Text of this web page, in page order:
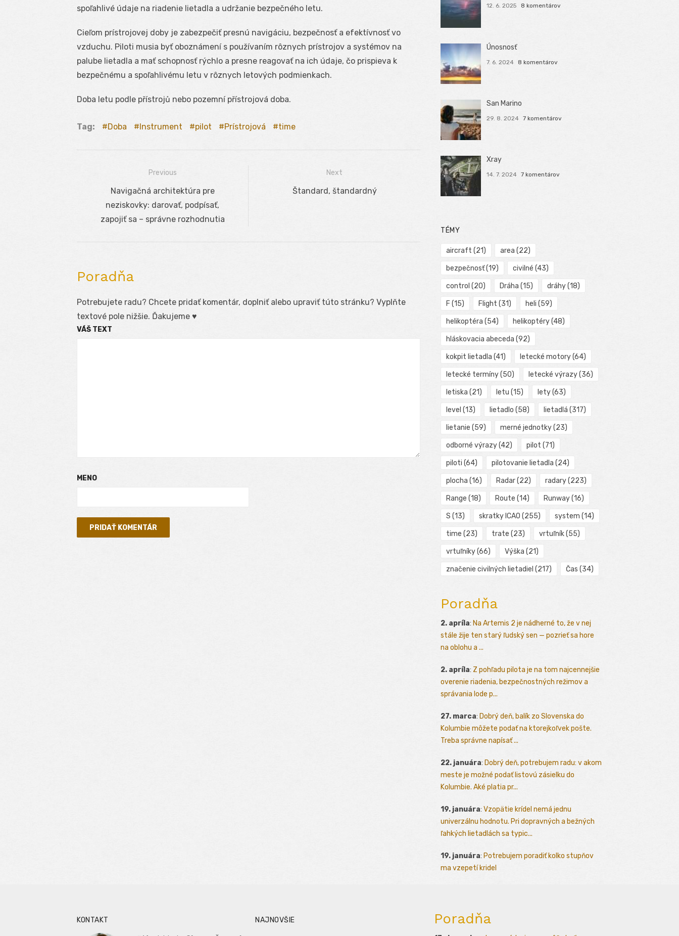
spoľahlivé údaje na riadenie lietadla a udržanie bezpečného letu.
Cieľom prístrojovej doby je zabezpečiť presnú navigáciu, bezpečnosť a efektívnosť vo
vzduchu. Piloti musia byť oboznámení s používaním rôznych prístrojov a systémov na
palube lietadla a mať schopnosť rýchlo a presne reagovať na ich údaje, čo prispieva k
bezpečnému a spoľahlivému letu v rôznych letových podmienkach.
Doba letu podle přístrojů nebo pozemní přístrojová doba.
Tag: Doba Instrument pilot Prístrojová time
Navigácia
článku
Previous
Previous
post:
Navigačná architektúra pre
neziskovky: darovať, podpísať,
zapojiť sa – správne rozhodnutia
Next
Next
Štandard, štandardný
Poradňa
Potrebujete radu? Chcete pridať komentár, doplniť alebo upraviť túto stránku? Vyplňte
textové pole nižšie. Ďakujeme ♥
VÁŠ TEXT
MENO
12. 6. 2025 8 komentárov
Únosnosť
7. 6. 2024 8 komentárov
San Marino
29. 8. 2024 7 komentárov
Xray
14. 7. 2024 7 komentárov
TÉMY
aircraft (21) area (22)
bezpečnosť(19) civilné (43)
control (20) Dráha (15) dráhy(18)
F (15) Flight (31) heli (59)
helikoptéra (54) helikoptéry(48)
hláskovacia abeceda (92)
kokpit lietadla (41) letecké motory(64)
letecké termíny(50) letecké výrazy(36)
letiska (21) letu (15) lety(63)
level (13) lietadlo (58) lietadlá (317)
lietanie (59) merné jednotky(23)
odborné výrazy(42) pilot (71)
piloti (64) pilotovanie lietadla (24)
plocha (16) Radar(22) radary(223)
Range (18) Route (14) Runway(16)
S (13) skratky ICAO (255) system (14)
time (23) trate (23) vrtuľník(55)
vrtuľníky(66) Výška (21)
značenie civilných lietadiel (217) Čas (34)
Poradňa
2. apríla: Na Artemis 2 je nádherné to, že v nej
stále žije ten starý ľudský sen — pozrieť sa hore
na oblohu a ...
2. apríla: Z pohľadu pilota je na tom najcennejšie
overenie riadenia, bezpečnostných režimov a
správania lode p...
27. marca: Dobrý deň, balík zo Slovenska do
Kolumbie môžete podať na ktorejkoľvek pošte.
Treba správne napísať ...
22. januára: Dobrý deň, potrebujem radu: v akom
meste je možné podať listovú zásielku do
Kolumbie. Aké platia pr...
19. januára: Vzopätie krídel nemá jednu
univerzálnu hodnotu. Pri dopravných a bežných
ľahkých lietadlách sa typic...
19. januára: Potrebujem poradiť kolko stupňov
ma vzepetí kridel
KONTAKT NAJNOVŠIE Poradňa